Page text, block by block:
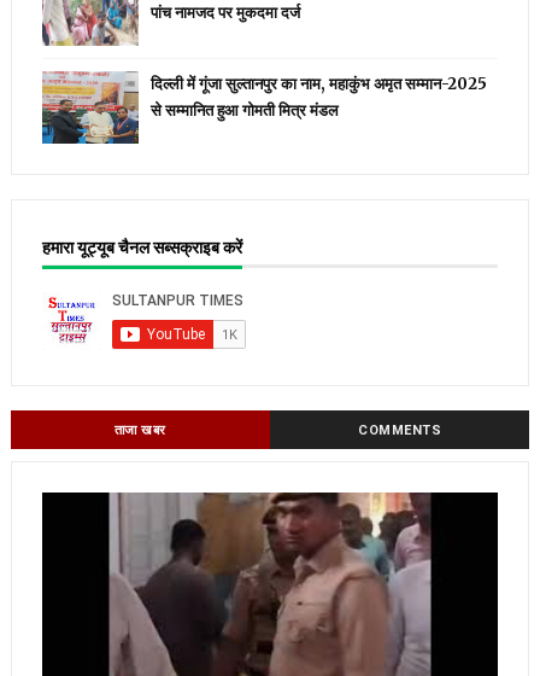
पांच नामजद पर मुकदमा दर्ज
दिल्ली में गूंजा सुल्तानपुर का नाम, महाकुंभ अमृत सम्मान-2025
से सम्मानित हुआ गोमती मित्र मंडल
हमारा यूट्यूब चैनल सब्सक्राइब करें
ताजा खबर COMMENTS